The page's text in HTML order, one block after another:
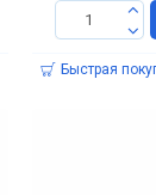
Быстрая